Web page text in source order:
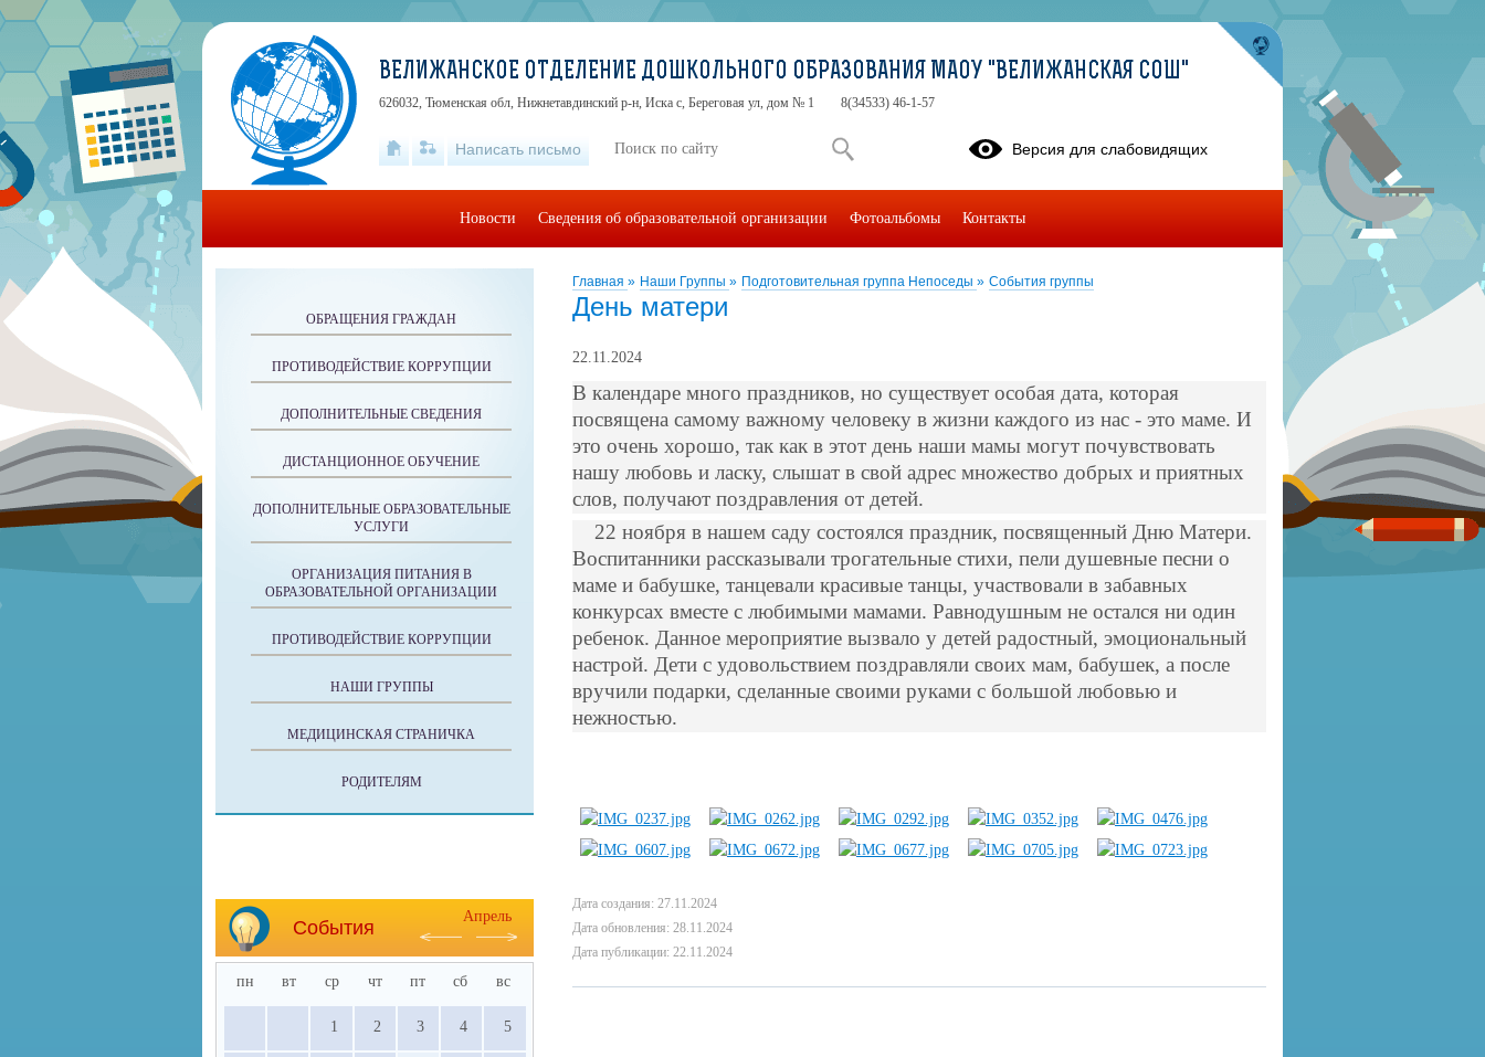
Главная » Наши Группы » Подготовительная группа Непоседы » События группы
День матери
22.11.2024
В календаре много праздников, но существует особая дата, которая
посвящена самому важному человеку в жизни каждого из нас - это маме. И
это очень хорошо, так как в этот день наши мамы могут почувствовать
нашу любовь и ласку, слышат в свой адрес множество добрых и приятных
слов, получают поздравления от детей.
22 ноября в нашем саду состоялся праздник, посвященный Дню Матери.
Воспитанники рассказывали трогательные стихи, пели душевные песни о
маме и бабушке, танцевали красивые танцы, участвовали в забавных
конкурсах вместе с любимыми мамами. Равнодушным не остался ни один
ребенок. Данное мероприятие вызвало у детей радостный, эмоциональный
настрой. Дети с удовольствием поздравляли своих мам, бабушек, а после
вручили подарки, сделанные своими руками с большой любовью и
нежностью.
Дата создания: 27.11.2024
Дата обновления: 28.11.2024
Дата публикации: 22.11.2024
ОБРАЩЕНИЯ ГРАЖДАН
ПРОТИВОДЕЙСТВИЕ КОРРУПЦИИ
ДОПОЛНИТЕЛЬНЫЕ СВЕДЕНИЯ
ДИСТАНЦИОННОЕ ОБУЧЕНИЕ
ДОПОЛНИТЕЛЬНЫЕ ОБРАЗОВАТЕЛЬНЫЕ
УСЛУГИ
ОРГАНИЗАЦИЯ ПИТАНИЯ В
ОБРАЗОВАТЕЛЬНОЙ ОРГАНИЗАЦИИ
ПРОТИВОДЕЙСТВИЕ КОРРУПЦИИ
НАШИ ГРУППЫ
МЕДИЦИНСКАЯ СТРАНИЧКА
РОДИТЕЛЯМ
События
Апрель
пн вт ср чт пт сб вс
1 2 3 4 5
ВЕЛИЖАНСКОЕ ОТДЕЛЕНИЕ ДОШКОЛЬНОГО ОБРАЗОВАНИЯ МАОУ "ВЕЛИЖАНСКАЯ СОШ"
626032, Тюменская обл, Нижнетавдинский р-н, Иска с, Береговая ул, дом № 1 8(34533) 46-1-57
Написать письмо Версия для слабовидящих
Новости Сведения об образовательной организации Фотоальбомы Контакты